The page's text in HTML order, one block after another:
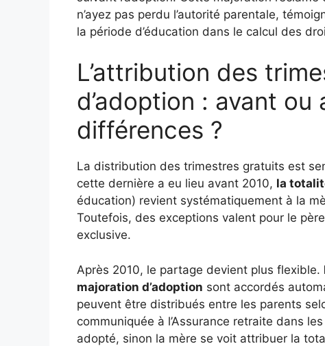
n’ayez pas perdu l’autorité parentale,
la période d’éducation dans le calcul des
L’attribution des
d’adoption : avant ou
différences ?
La distribution des trimestres gratuits est
cette dernière a eu lieu avant 2010, la
éducation) revient systématiquement à la
Toutefois, des exceptions valent pour le
exclusive.
Après 2010, le partage devient plus flexible.
majoration d’adoption sont accordés
peuvent être distribués entre les parents
communiquée à l’Assurance retraite dans
adopté, sinon la mère se voit attribuer la